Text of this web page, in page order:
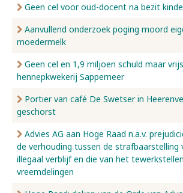
Geen cel voor oud-docent na bezit
Aanvullend onderzoek poging moord
moedermelk
Geen cel en 1,9 miljoen schuld maar
hennepkwekerij Sappemeer
Portier van café De Swetser in
geschorst
Advies AG aan Hoge Raad n.a.v.
de verhouding tussen de strafbaarstelling
illegaal verblijf en die van het
vreemdelingen